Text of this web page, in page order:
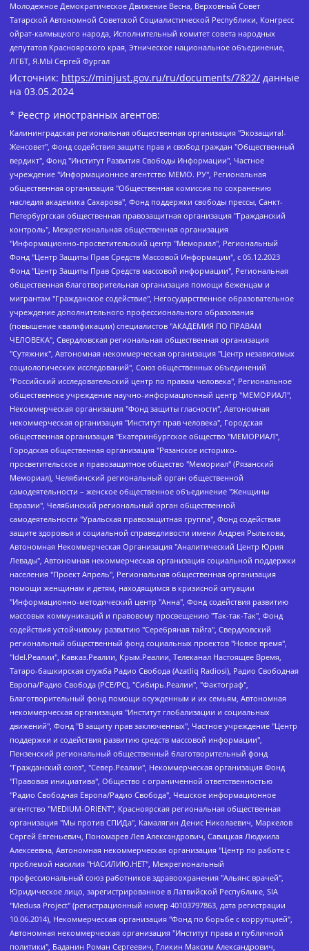
Молодежное Демократическое Движение Весна, Верховный Совет
Татарской Автономной Советской Социалистической Республики, Конгресс
ойрат-калмыцкого народа, Исполнительный комитет совета народных
депутатов Красноярского края, Этническое национальное объединение,
ЛГБТ, Я.МЫ Сергей Фургал
Источник: https://minjust.gov.ru/ru/documents/7822/ данные
на 03.05.2024
* Реестр иностранных агентов:
Калининградская региональная общественная организация "Экозащита!-Женсовет", Фонд содействия защите прав и свобод граждан "Общественный вердикт", Фонд "Институт Развития Свободы Информации", Частное учреждение "Информационное агентство МЕМО. РУ", Региональная общественная организация "Общественная комиссия по сохранению наследия академика Сахарова", Фонд поддержки свободы прессы, Санкт-Петербургская общественная правозащитная организация "Гражданский контроль", Межрегиональная общественная организация "Информационно-просветительский центр "Мемориал", Региональный Фонд "Центр Защиты Прав Средств Массовой Информации", с 05.12.2023 Фонд "Центр Защиты Прав Средств массовой информации", Региональная общественная благотворительная организация помощи беженцам и мигрантам "Гражданское содействие", Негосударственное образовательное учреждение дополнительного профессионального образования (повышение квалификации) специалистов "АКАДЕМИЯ ПО ПРАВАМ ЧЕЛОВЕКА", Свердловская региональная общественная организация "Сутяжник", Автономная некоммерческая организация "Центр независимых социологических исследований", Союз общественных объединений "Российский исследовательский центр по правам человека", Региональное общественное учреждение научно-информационный центр "МЕМОРИАЛ", Некоммерческая организация "Фонд защиты гласности", Автономная некоммерческая организация "Институт прав человека", Городская общественная организация "Екатеринбургское общество "МЕМОРИАЛ", Городская общественная организация "Рязанское историко-просветительское и правозащитное общество "Мемориал" (Рязанский Мемориал), Челябинский региональный орган общественной самодеятельности – женское общественное объединение "Женщины Евразии", Челябинский региональный орган общественной самодеятельности "Уральская правозащитная группа", Фонд содействия защите здоровья и социальной справедливости имени Андрея Рылькова, Автономная Некоммерческая Организация "Аналитический Центр Юрия Левады", Автономная некоммерческая организация социальной поддержки населения "Проект Апрель", Региональная общественная организация помощи женщинам и детям, находящимся в кризисной ситуации "Информационно-методический центр "Анна", Фонд содействия развитию массовых коммуникаций и правовому просвещению "Так-так-Так", Фонд содействия устойчивому развитию "Серебряная тайга", Свердловский региональный общественный фонд социальных проектов "Новое время", "Idel.Реалии", Кавказ.Реалии, Крым.Реалии, Телеканал Настоящее Время, Татаро-башкирская служба Радио Свобода (Azatliq Radiosi), Радио Свободная Европа/Радио Свобода (PCE/PC), "Сибирь.Реалии", "Фактограф", Благотворительный фонд помощи осужденным и их семьям, Автономная некоммерческая организация "Институт глобализации и социальных движений", Фонд "В защиту прав заключенных", Частное учреждение "Центр поддержки и содействия развитию средств массовой информации", Пензенский региональный общественный благотворительный фонд "Гражданский союз", "Север.Реалии", Некоммерческая организация Фонд "Правовая инициатива", Общество с ограниченной ответственностью "Радио Свободная Европа/Радио Свобода", Чешское информационное агентство "MEDIUM-ORIENT", Красноярская региональная общественная организация "Мы против СПИДа", Камалягин Денис Николаевич, Маркелов Сергей Евгеньевич, Пономарев Лев Александрович, Савицкая Людмила Алексеевна, Автономная некоммерческая организация "Центр по работе с проблемой насилия "НАСИЛИЮ.НЕТ", Межрегиональный профессиональный союз работников здравоохранения "Альянс врачей", Юридическое лицо, зарегистрированное в Латвийской Республике, SIA "Medusa Project" (регистрационный номер 40103797863, дата регистрации 10.06.2014), Некоммерческая организация "Фонд по борьбе с коррупцией", Автономная некоммерческая организация "Институт права и публичной политики", Баданин Роман Сергеевич, Гликин Максим Александрович, Железнова Мария Михайловна, Лукьянова Юлия Сергеевна, Маетная Елизавета Витальевна, Маняхин Петр Борисович, Чуракова Ольга Владимировна, Ярош Юлия Петровна, Юридическое лицо "The Insider SIA", зарегистрированное в Риге, Латвийская Республика (дата регистрации 26.06.2015), являющееся администратором доменного имени интернет-издания "The Insider SIA", https://theins.ru, Постернак Алексей Евгеньевич, Рубин Михаил Аркадьевич, Анин Роман Александрович, Юридическое лицо Istories fonds, зарегистрированное в Латвийской Республике (регистрационный номер 50008295751, дата регистрации 24.02.2020), Великовский Дмитрий Александрович, Долинина Ирина Николаевна, Мароховская Алеся Алексеевна, Шлейнов Роман Юрьевич, Шмагун Олеся Валентиновна, Общество с ограниченной ответственностью "Альтаир 2021", Общество с ограниченной ответственностью "Вега 2021", Общество с ограниченной ответственностью "Главный редактор 2021", Общество с ограниченной ответственностью "Ромашки монолит", Важенков Артем Валерьевич, Ивановская областная общественная организация "Центр гендерных исследований", Гурман Юрий Альбертович, Медиапроект "ОВД-Инфо", Егоров Владимир Владимирович, Жилинский Владимир Александрович, Общество с ограниченной ответственностью "ЗП", Иванова София Юрьевна, Карезина Инна Павловна, Кильтау Екатерина Викторовна, Петров Алексей Викторович, Пискунов Сергей Евгеньевич, Смирнов Сергей Сергеевич, Тихонов Михаил Сергеевич, Общество с ограниченной ответственностью "ЖУРНАЛИСТ-ИНОСТРАННЫЙ АГЕНТ", Арапова Галина Юрьевна, Вольтская Татьяна Анатольевна, Американская компания "Mason G.E.S. Anonymous Foundation" (США), являющаяся владельцем интернет-издания https://mnews.world/, Компания "Stichting Bellingcat", зарегистрированная в Нидерландах (дата регистрации 11.07.2018), Захаров Андрей Вячеславович, Клепиковская Екатерина Дмитриевна, Общество с ограниченной ответственностью "МЕМО", Перл Роман Александрович, Симонов Евгений Алексеевич, Соловьева Елена Анатольевна, Сотников Даниил Владимирович, Сурначева Елизавета Дмитриевна, Автономная некоммерческая организация по защите прав человека и информированию населения "Якутия – Наше Мнение", Общество с ограниченной ответственностью "Москоу диджитал медиа", с 26.01.2023 Общество с ограниченной ответственностью "Чайка Белые сады", Ветошкина Валерия Валерьевна, Заговора Максим Александрович, Межрегиональное общественное движение "Российская ЛГБТ - сеть", Оленичев Максим Владимирович, Павлов Иван Юрьевич, Скворцова Елена Сергеевна, Общество с ограниченной ответственностью "Как бы инагент", Кочетков Игорь Викторович, Общество с ограниченной ответственностью "Честные выборы", Еланчик Олег Александрович, Общество с ограниченной ответственностью "Нобелевский призыв", Гималова Регина Эмилевна, Григорьев Андрей Валерьевич, Григорьева Алина Александровна, Ассоциация по содействию защите прав призывников, альтернативнослужащих и военнослужащих "Правозащитная группа "Гражданин.Армия.Право", Хисамова Регина Фаритовна, Автономная некоммерческая организация по реализации социально-правовых программ "Лилит", Дальневосточное общественное движение "Маяк", Санкт-Петербургская ЛГБТ-инициативная группа "Выход", Инициативная группа ЛГБТ+ "Реверс", Алексеев Андрей Викторович, Бекбулатова Таисия Львовна, Беляев Иван Михайлович, Владыкина Елена Сергеевна, Гельман Марат Александрович, Никульшина Вероника Юрьевна, Толоконникова Надежда Андреевна, Шендерович Виктор Анатольевич, Общество с ограниченной ответственностью "Данное сообщение", Общество с ограниченной ответственностью Издательский дом "Новая глава", Айнбиндер Александра Александровна, Московский комьюнити-центр для ЛГБТ+инициатив, Благотворительный фонд развития филантропии, Deutsche Welle (Германия, Kurt-Schumacher-Strasse 3, 53113 Bonn), Борзунова Мария Михайловна, Воробьев Виктор Викторович, Голубева Анна Львовна, Константинова Алла Михайловна, Малкова Ирина Владимировна, Мурадов Мурад Абдулгалимович, Осетинская Елизавета Николаевна, Понасенков Евгений Николаевич, Ганапольский Матвей Юрьевич, Киселев Евгений Алексеевич, Борухович Ирина Григорьевна, Дремин Иван Тимофеевич, Дубровский Дмитрий Викторович, Красноярская региональная общественная организация поддержки и развития альтернативных образовательных технологий и межкультурных коммуникаций "ИНТЕРРА", Маяковская Екатерина Алексеевна, Фейгин Марк Захарович, Филимонов Андрей Викторович, Дзугкоева Регина Николаевна, Доброхотов Роман Александрович, Дудь Юрий Александрович, Елкин Сергей Владимирович, Кругликов Кирилл Игоревич, Сабунаева Мария Леонидовна, Семенов Алексей Владимирович, Шаинян Карен Багратович, Шульман Екатерина Михайловна, Асафьев Артур Валерьевич, Вахштайн Виктор Семенович, Венедиктов Алексей Алексеевич, Лушникова Екатерина Евгеньевна, Волков Леонид Михайлович, Невзоров Александр Глебович, Пархоменко Сергей Борисович, Сироткин Ярослав Николаевич, Кара-Мурза Владимир Владимирович, Баранова Наталья Владимировна, Гозман Леонид Яковлевич, Кагарлицкий Борис Юльевич, Климарев Михаил Валерьевич, Милов Владимир Станиславович, Автономная некоммерческая организация Краснодарский центр современного искусства "Типография", Моргенштерн Алишер Тагирович, Соболь Любовь Эдуардовна, Общество с ограниченной ответственностью "ЛИЗА НОРМ", Каспаров Гарри Кимович, Ходорковский Михаил Борисович, Общество с ограниченной ответственностью "Апрельские тезисы", Данилович Ирина Брониславовна, Кашин Олег Владимирович, Петров Николай Владимирович, Пивоваров Алексей Владимирович, Соколов Михаил Владимирович, Цветкова Юлия Владимировна, Чичваркин Евгений Александрович, Комитет против пыток/Команда против пыток, Общество с ограниченной ответственностью "Первый научный", Общество с ограниченной ответственностью "Вертолет и ко", Белоцерковская Вероника Борисовна, Кац Максим Евгеньевич, Лазарева Татьяна Юрьевна, Шаведдинов Руслан Табризович, Яшин Илья Валерьевич, Общество с ограниченной ответственностью "Иноагент ААВ", Алешковский Дмитрий Петрович, Альбац Евгения Марковна, Быков Дмитрий Львович, Галямина Юлия Евгеньевна, Лойко Сергей Леонидович, Мартынов Кирилл Константинович, Медведев Сергей Александрович, Крашенинников Федор Геннадиевич, Гордеева Катерина Вл